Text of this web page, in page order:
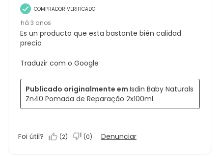
COMPRADOR VERIFICADO
há 3 anos
Es un producto que esta bastante bién calidad
precio
Traduzir com o Google
Publicado originalmente em Isdin Baby Naturals
Zn40 Pomada de Reparação 2x100ml
Foi útil? (2) (0) Denunciar